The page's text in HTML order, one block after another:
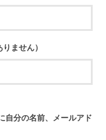
ません）
自分の名前、メールアド